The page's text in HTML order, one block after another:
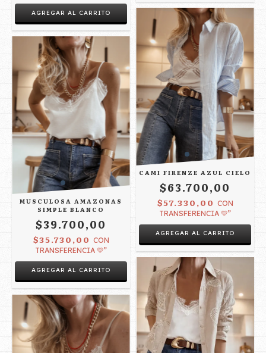
MUSCULOSA AMAZONAS
SIMPLE BLANCO
$39.700,00
$35.730,00 CON
TRANSFERENCIA 💛”
AGREGAR AL CARRITO
CAMI FIRENZE AZUL CIELO
$63.700,00
$57.330,00 CON
TRANSFERENCIA 💛”
AGREGAR AL CARRITO